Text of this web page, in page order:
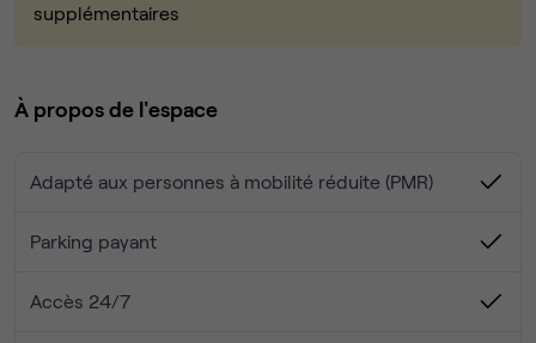
possibilité de découvrir quelque chose de nouveau après
le travail.
L'établissement est également très bien desservi par les
M3, M12, M13, M14, M2 et M9) et vous permettra de rester
profiter d'un bel espace de travail au cœur de l'action,
supplémentaires
À propos de l'espace
Adapté aux personnes à mobilité réduite (PMR)
Parking payant
Accès 24/7